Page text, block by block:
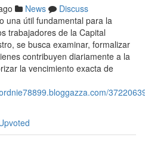
News
Discuss
‍una ⁣útil fundamental para la
trabajadores de la Capital
se busca examinar, formalizar
contribuyen diariamente a la
la vencimiento exacta de